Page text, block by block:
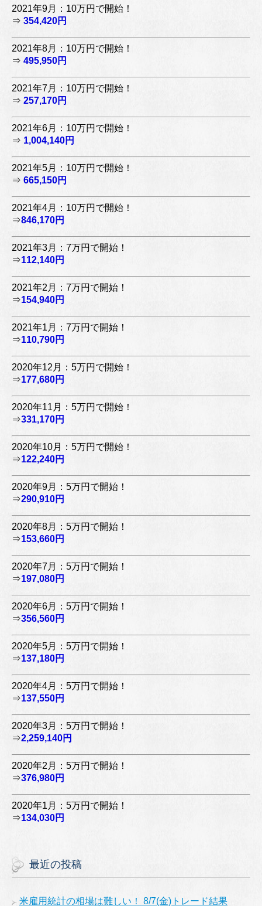
2021年9月：10万円で開始！
⇒ 354,420円
2021年8月：10万円で開始！
⇒ 495,950円
2021年7月：10万円で開始！
⇒ 257,170円
2021年6月：10万円で開始！
⇒ 1,004,140円
2021年5月：10万円で開始！
⇒ 665,150円
2021年4月：10万円で開始！
⇒846,170円
2021年3月：7万円で開始！
⇒112,140円
2021年2月：7万円で開始！
⇒154,940円
2021年1月：7万円で開始！
⇒110,790円
2020年12月：5万円で開始！
⇒177,680円
2020年11月：5万円で開始！
⇒331,170円
2020年10月：5万円で開始！
⇒122,240円
2020年9月：5万円で開始！
⇒290,910円
2020年8月：5万円で開始！
⇒153,660円
2020年7月：5万円で開始！
⇒197,080円
2020年6月：5万円で開始！
⇒356,560円
2020年5月：5万円で開始！
⇒137,180円
2020年4月：5万円で開始！
⇒137,550円
2020年3月：5万円で開始！
⇒2,259,140円
2020年2月：5万円で開始！
⇒376,980円
2020年1月：5万円で開始！
⇒134,030円
最近の投稿
米雇用統計の相場は難しい！ 8/7(金)トレード結果